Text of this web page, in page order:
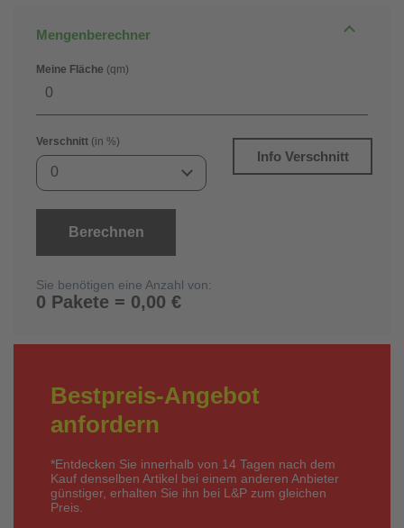
Mengenberechner
Meine Fläche (qm)
Verschnitt (in %)
0
Info Verschnitt
Berechnen
Sie benötigen eine Anzahl von:
0 Pakete = 0,00 €
Bestpreis-Angebot
anfordern
*Entdecken Sie innerhalb von 14 Tagen nach dem
Kauf denselben Artikel bei einem anderen Anbieter
günstiger, erhalten Sie ihn bei L&P zum gleichen
Preis.